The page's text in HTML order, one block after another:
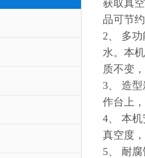
获取真
品可节
2、 多
水。本
质不变
3、 造
作台上
4、 本
真空度
5、 耐